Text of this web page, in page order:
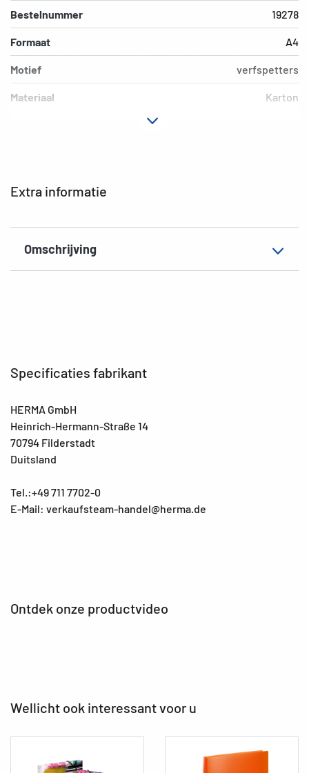
Extra informatie
Omschrijving
Bestelnummer 19278
Formaat A4
Motief verfspetters
Materiaal Karton
Specificaties fabrikant
HERMA GmbH
Heinrich-Hermann-Straße 14
70794 Filderstadt
Duitsland
Tel.:+49 711 7702-0
E-Mail: verkaufsteam-handel@herma.de
Ontdek onze productvideo
Wellicht ook interessant voor u